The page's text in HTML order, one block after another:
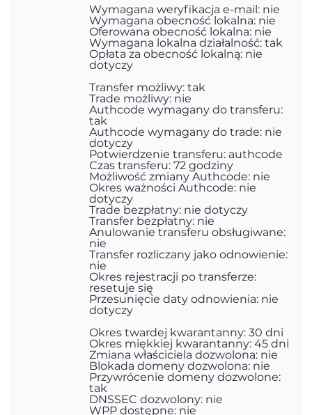
Wymagana weryfikacja e-mail: nie
Wymagana obecność lokalna: nie
Oferowana obecność lokalna: nie
Wymagana lokalna działalność: tak
Opłata za obecność lokalną: nie
dotyczy
Transfer możliwy: tak
Trade możliwy: nie
Authcode wymagany do transferu:
tak
Authcode wymagany do trade: nie
dotyczy
Potwierdzenie transferu: authcode
Czas transferu: 72 godziny
Możliwość zmiany Authcode: nie
Okres ważności Authcode: nie
dotyczy
Trade bezpłatny: nie dotyczy
Transfer bezpłatny: nie
Anulowanie transferu obsługiwane:
nie
Transfer rozliczany jako odnowienie:
nie
Okres rejestracji po transferze:
resetuje się
Przesunięcie daty odnowienia: nie
dotyczy
Okres twardej kwarantanny: 30 dni
Okres miękkiej kwarantanny: 45 dni
Zmiana właściciela dozwolona: nie
Blokada domeny dozwolona: nie
Przywrócenie domeny dozwolone:
tak
DNSSEC dozwolony: nie
WPP dostępne: nie